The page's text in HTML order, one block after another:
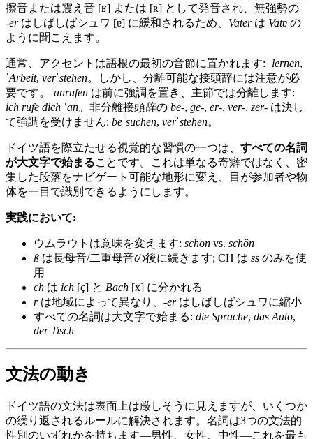
擦音または震え音 [ʁ] または [ʀ] として発音され、無強勢の
‑erはしばしばシュワ [ɐ] に緩和されるため、 Vaterは Vatɐ の
ように聞こえます。
通常、アクセントは語根の最初の音節に置かれます: ˈlernen,
ˈArbeit, verˈstehen。しかし、分離可能な接頭辞には注意が必
要です。
ˈanrufen は前に強調を置き、主節では分離します:
ich rufe dich ˈan。非分離接頭辞の be‑, ge‑, er‑, ver‑, zer‑ は決し
て強調を受けません: beˈsuchen, verˈstehen。
ドイツ語を際立たせる視覚的な習慣の一つは、 すべての名詞
が大文字で始まることです。これは単なる奇癖ではなく、密
集した段落をナビゲート可能な地形に変え、目が参加者や物
体を一目で識別できるようにします。
実践において:
ウムラウトは意味を変えます: schon vs. schön
ß は長母音/二重母音の後に続きます; CH は ss のみを使
用
ch は ich [ç] と Bach [x] に分かれる
rは地域によって異なり、 ‑erはしばしばシュワに縮小
すべての名詞は大文字で始まる: die Sprache, das Auto,
der Tisch
文法の動き
ドイツ語の文法は表面上は厳しそうに見えますが、いくつか
の繰り返されるルールに解決されます。名詞は3つの文法的
性別のいずれかを持ちます—男性、女性、中性—これを最も